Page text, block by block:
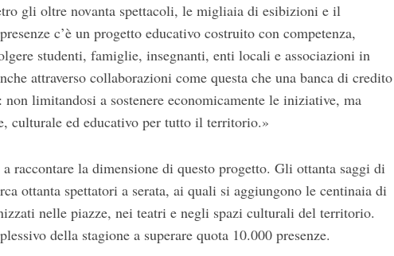
gli oltre novanta spettacoli, le migliaia di esibizioni e il
c’è un progetto educativo costruito con competenza,
studenti, famiglie, insegnanti, enti locali e associazioni in
attraverso collaborazioni come questa che una banca di credito
limitandosi a sostenere economicamente le iniziative, ma
culturale ed educativo per tutto il territorio.»
raccontare la dimensione di questo progetto. Gli ottanta saggi di
ottanta spettatori a serata, ai quali si aggiungono le centinaia di
nelle piazze, nei teatri e negli spazi culturali del territorio.
della stagione a superare quota 10.000 presenze.